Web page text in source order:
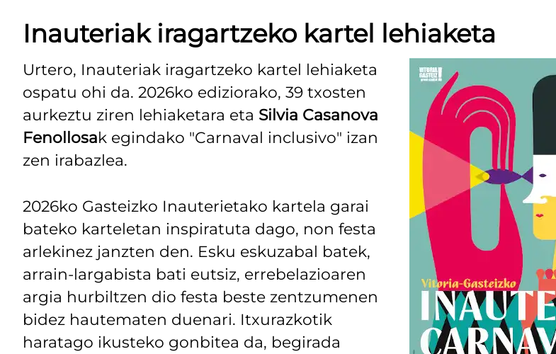
Inauteriak iragartzeko kartel lehiaketa
Urtero, Inauteriak iragartzeko kartel lehiaketa
ospatu ohi da. 2026ko ediziorako, 39 txosten
aurkeztu ziren lehiaketara eta Silvia Casanova
Fenollosak egindako "Carnaval inclusivo" izan
zen irabazlea.
2026ko Gasteizko Inauterietako kartela garai
bateko karteletan inspiratuta dago, non festa
arlekinez janzten den. Esku eskuzabal batek,
arrain-largabista bati eutsiz, errebelazioaren
argia hurbiltzen dio festa beste zentzumenen
bidez hautematen duenari. Itxurazkotik
haratago ikusteko gonbitea da, begirada